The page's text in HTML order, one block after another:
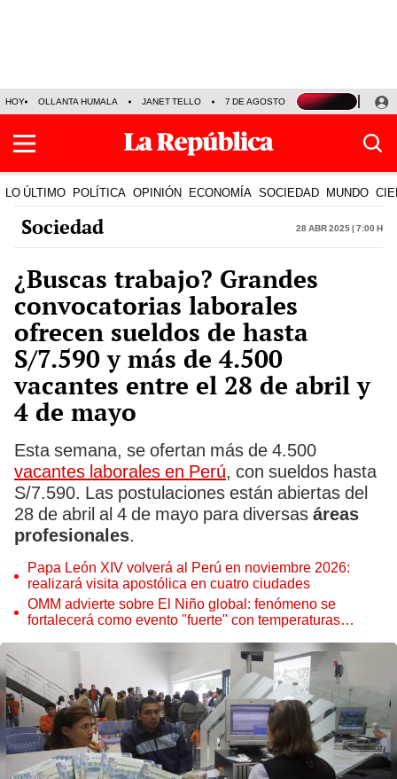
HOY OLLANTA HUMALA JANET TELLO 7 DE AGOSTO TINKA RESULTADOS
LO ÚLTIMO POLÍTICA OPINIÓN ECONOMÍA SOCIEDAD MUNDO
Sociedad 28 Abr 2025 | 7:00 h
¿Buscas trabajo? Grandes
convocatorias laborales
ofrecen sueldos de hasta
S/7.590 y más de 4.500
vacantes entre el 28 de abril y
4 de mayo
Esta semana, se ofertan más de 4.500
vacantes laborales en Perú, con sueldos hasta
S/7.590. Las postulaciones están abiertas del
28 de abril al 4 de mayo para diversas áreas
profesionales.
Papa León XIV volverá al Perú en noviembre 2026:
realizará visita apostólica en cuatro ciudades
OMM advierte sobre El Niño global: fenómeno se
fortalecerá como evento "fuerte" con temperaturas